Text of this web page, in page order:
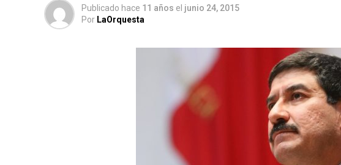
Publicado hace 11 años el junio 24, 2015
Por LaOrquesta